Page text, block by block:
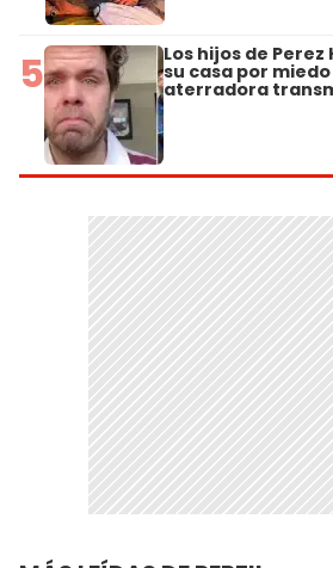
5 Los hijos de
su casa por
aterradora